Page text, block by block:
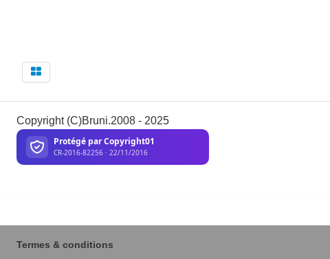
Copyright (C)Bruni.2008 - 2025
Termes & conditions